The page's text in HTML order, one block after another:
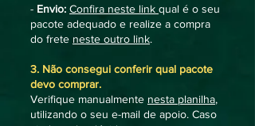
- Envio: Confira neste link qual é o seu
pacote adequado e realize a compra
do frete neste outro link.
3. Não consegui conferir qual pacote
devo comprar.
Verifique manualmente nesta planilha,
utilizando o seu e-mail de apoio. Caso